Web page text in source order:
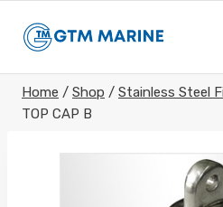
Home / Shop / Stainless Steel
TOP CAP B